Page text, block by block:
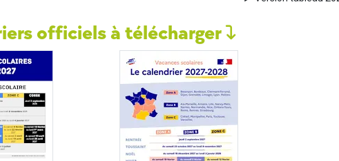
officiels à télécharger